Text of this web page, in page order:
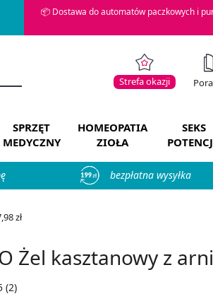
📦 Dostawa do automatów paczkowych i
Strefa okazji
SPRZĘT
MEDYCZNY
HOMEOPATIA
ZIOŁA
SEKS
bezpłatna wysyłka
zł
Żel kasztanowy z
(2)